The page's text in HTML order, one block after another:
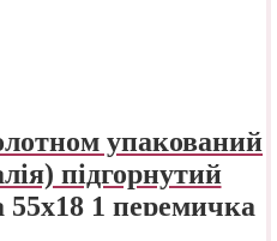
упакований
підгорнутий
1 перемичка